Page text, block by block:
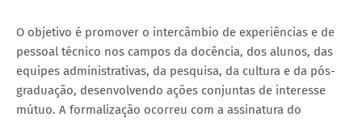
O objetivo é promover o intercâmbio de experiências e de
pessoal técnico nos campos da docência, dos alunos, das
equipes administrativas, da pesquisa, da cultura e da pós-
graduação, desenvolvendo ações conjuntas de interesse
mútuo. A formalização ocorreu com a assinatura do